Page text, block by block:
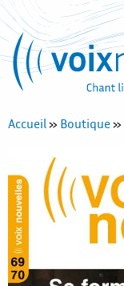
Accueil» Boutique»